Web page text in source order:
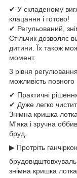
✔ У складеному
клацання і готово!
✔ Регульований,
Стільчик дозволяє
дитини. Їх також
момент.
3 рівня регулювання
можливість повного
✔ Практичні
✔ Дуже легко
Знімна кришка
М'яка і зручна
бруд.
▶ Протріть
знімна кришка лотка,